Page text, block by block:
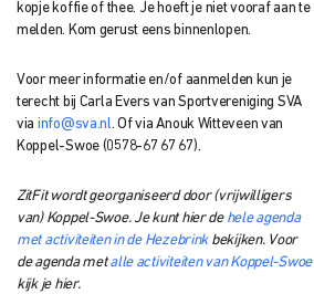
kopje koffie of thee. Je hoeft je niet vooraf aan te
melden. Kom gerust eens binnenlopen.
Voor meer informatie en/of aanmelden kun je
terecht bij Carla Evers van Sportvereniging SVA
via info@sva.nl. Of via Anouk Witteveen van
Koppel-Swoe (0578-67 67 67).
ZitFit wordt georganiseerd door (vrijwilligers
van) Koppel-Swoe. Je kunt hier de hele agenda
met activiteiten in de Hezebrinkbekijken. Voor
de agenda metalle activiteiten van Koppel-Swoe
kijk je hier.